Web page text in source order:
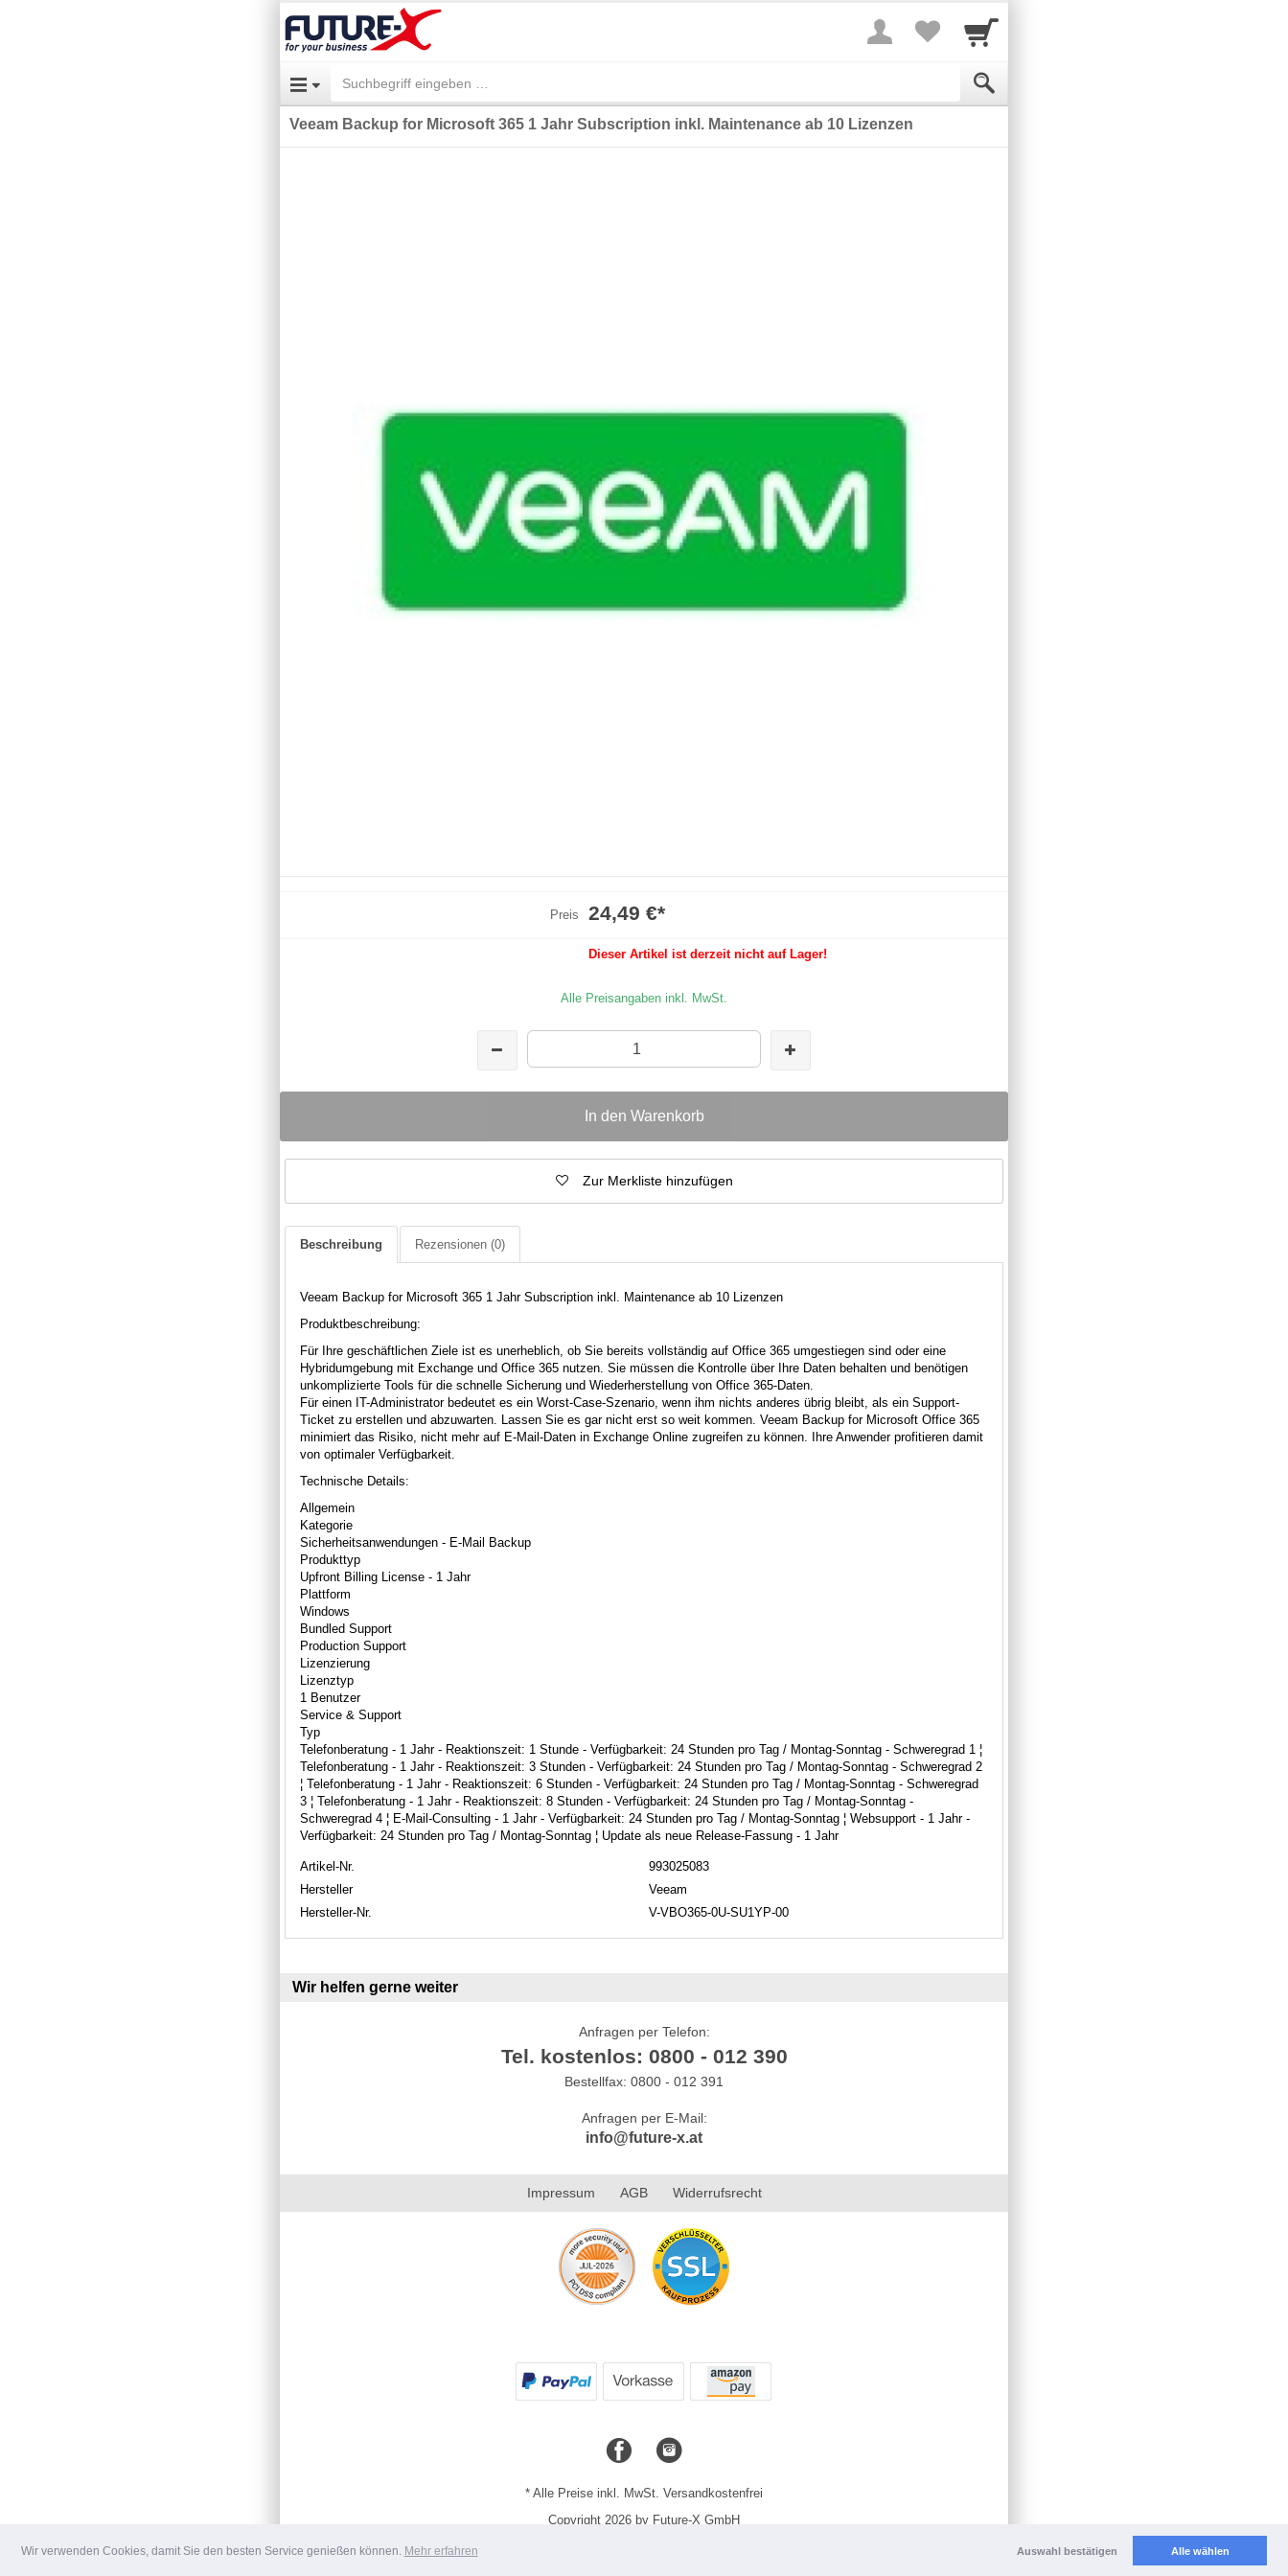
Wir verwenden Cookies, damit Sie den besten Service genießen können. Mehr erfahren Auswahl bestätigen Alle wählen
Veeam Backup for Microsoft 365 1 Jahr Subscription inkl. Maintenance ab 10 Lizenzen
Preis 24,49 €*
Dieser Artikel ist derzeit nicht auf Lager!
Alle Preisangaben inkl. MwSt.
In den Warenkorb
Zur Merkliste hinzufügen
Beschreibung Rezensionen (0)
Veeam Backup for Microsoft 365 1 Jahr Subscription inkl. Maintenance ab 10 Lizenzen
Produktbeschreibung:
Für Ihre geschäftlichen Ziele ist es unerheblich, ob Sie bereits vollständig auf Office 365 umgestiegen sind oder eine
Hybridumgebung mit Exchange und Office 365 nutzen. Sie müssen die Kontrolle über Ihre Daten behalten und benötigen
unkomplizierte Tools für die schnelle Sicherung und Wiederherstellung von Office 365-Daten.
Für einen IT-Administrator bedeutet es ein Worst-Case-Szenario, wenn ihm nichts anderes übrig bleibt, als ein Support-
Ticket zu erstellen und abzuwarten. Lassen Sie es gar nicht erst so weit kommen. Veeam Backup for Microsoft Office 365
minimiert das Risiko, nicht mehr auf E-Mail-Daten in Exchange Online zugreifen zu können. Ihre Anwender profitieren damit
von optimaler Verfügbarkeit.
Technische Details:
Allgemein
Kategorie
Sicherheitsanwendungen - E-Mail Backup
Produkttyp
Upfront Billing License - 1 Jahr
Plattform
Windows
Bundled Support
Production Support
Lizenzierung
Lizenztyp
1 Benutzer
Service & Support
Typ
Telefonberatung - 1 Jahr - Reaktionszeit: 1 Stunde - Verfügbarkeit: 24 Stunden pro Tag / Montag-Sonntag - Schweregrad 1 ¦
Telefonberatung - 1 Jahr - Reaktionszeit: 3 Stunden - Verfügbarkeit: 24 Stunden pro Tag / Montag-Sonntag - Schweregrad 2
¦ Telefonberatung - 1 Jahr - Reaktionszeit: 6 Stunden - Verfügbarkeit: 24 Stunden pro Tag / Montag-Sonntag - Schweregrad
3 ¦ Telefonberatung - 1 Jahr - Reaktionszeit: 8 Stunden - Verfügbarkeit: 24 Stunden pro Tag / Montag-Sonntag -
Schweregrad 4 ¦ E-Mail-Consulting - 1 Jahr - Verfügbarkeit: 24 Stunden pro Tag / Montag-Sonntag ¦ Websupport - 1 Jahr -
Verfügbarkeit: 24 Stunden pro Tag / Montag-Sonntag ¦ Update als neue Release-Fassung - 1 Jahr
Artikel-Nr.
993025083
Hersteller
Veeam
Hersteller-Nr.
V-VBO365-0U-SU1YP-00
Wir helfen gerne weiter
Anfragen per Telefon:
Tel. kostenlos: 0800 - 012 390
Bestellfax: 0800 - 012 391
Anfragen per E-Mail:
info@future-x.at
Impressum AGB Widerrufsrecht
* Alle Preise inkl. MwSt. Versandkostenfrei
Copyright 2026 by Future-X GmbH